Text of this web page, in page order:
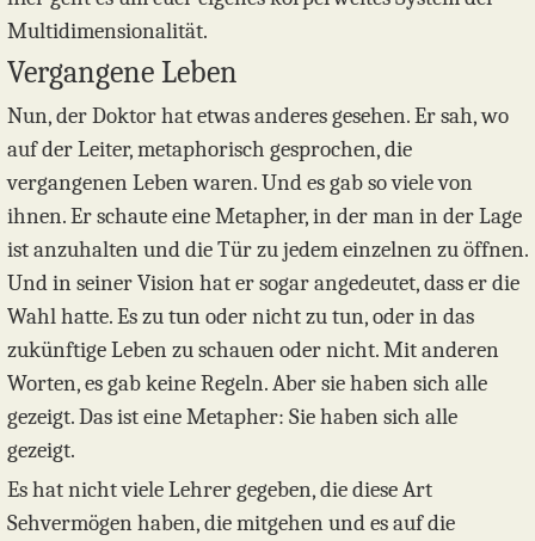
Multidimensionalität.
Vergangene Leben
Nun, der Doktor hat etwas anderes gesehen. Er sah, wo
auf der Leiter, metaphorisch gesprochen, die
vergangenen Leben waren. Und es gab so viele von
ihnen. Er schaute eine Metapher, in der man in der Lage
ist anzuhalten und die Tür zu jedem einzelnen zu öffnen.
Und in seiner Vision hat er sogar angedeutet, dass er die
Wahl hatte. Es zu tun oder nicht zu tun, oder in das
zukünftige Leben zu schauen oder nicht. Mit anderen
Worten, es gab keine Regeln. Aber sie haben sich alle
gezeigt. Das ist eine Metapher: Sie haben sich alle
gezeigt.
Es hat nicht viele Lehrer gegeben, die diese Art
Sehvermögen haben, die mitgehen und es auf die